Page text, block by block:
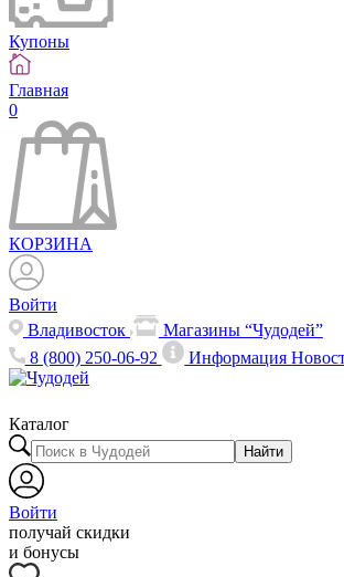
Купоны
Главная
0
КОРЗИНА
Войти
Владивосток
Магазины “Чудодей”
8 (800) 250-06-92
Информация
Каталог
Найти
Войти
получай скидки
и бонусы